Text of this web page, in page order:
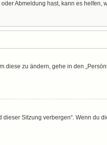
Abmeldung hast, kann es helfen,
zu ändern, gehe in den
Sitzung verbergen“. Wenn du